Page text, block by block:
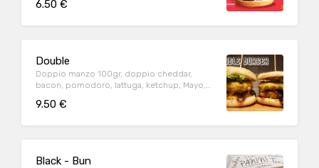
6.50 €
Double
Doppio manzo 100gr, doppio cheddar,
bacon, pomodoro, lattuga, ketchup, Mayo,
9.50 €
Black - Bun